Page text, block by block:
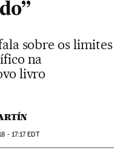
sobre os limites
na
livro
- 17:17EDT